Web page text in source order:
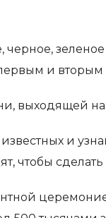
черное,
и
выходящей
и
чтобы